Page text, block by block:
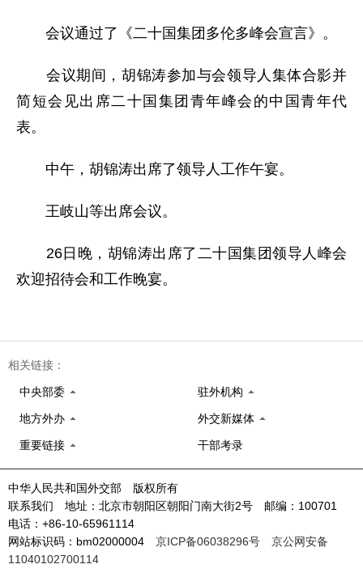
会议通过了《二十国集团多伦多峰会宣言》。
会议期间，胡锦涛参加与会领导人集体合影并
简短会见出席二十国集团青年峰会的中国青年代
表。
中午，胡锦涛出席了领导人工作午宴。
王岐山等出席会议。
26日晚，胡锦涛出席了二十国集团领导人峰会
欢迎招待会和工作晚宴。
相关链接：
中央部委 驻外机构
地方外办 外交新媒体
重要链接 干部考录
中华人民共和国外交部 版权所有
联系我们 地址：北京市朝阳区朝阳门南大街2号 邮编：100701
电话：+86-10-65961114
网站标识码：bm02000004 京ICP备06038296号
京公网安备
11040102700114